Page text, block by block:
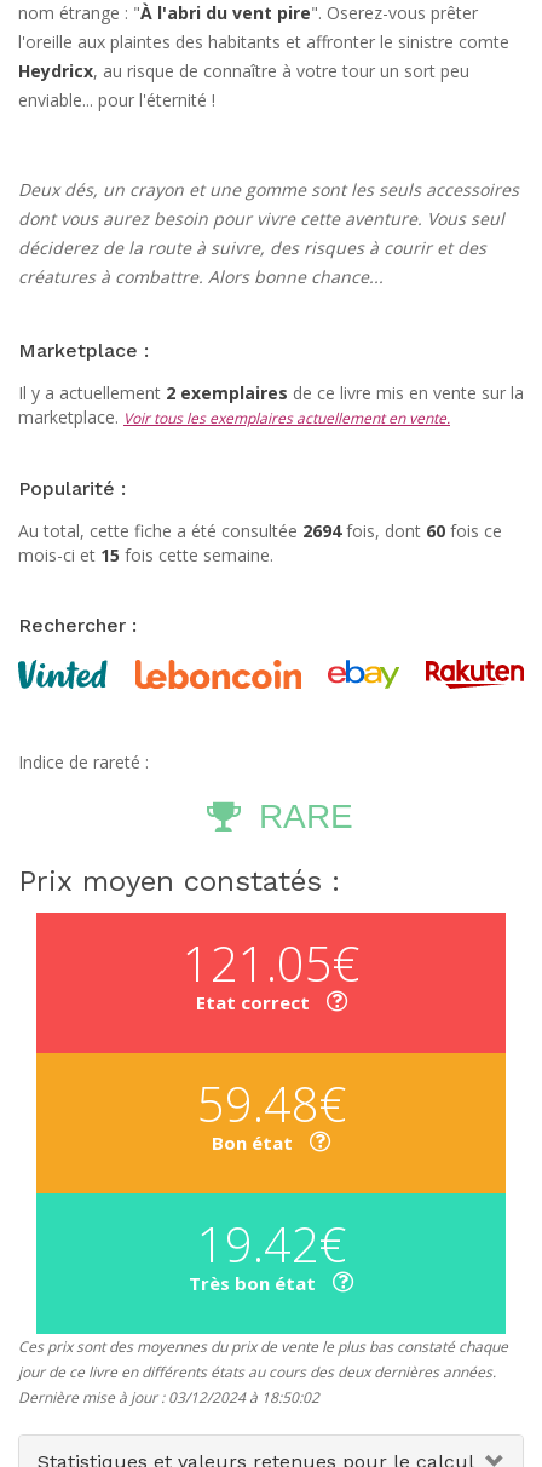
nom étrange : "À l'abri du vent pire". Oserez-vous prêter
l'oreille aux plaintes des habitants et affronter le sinistre comte
Heydricx, au risque de connaître à votre tour un sort peu
enviable... pour l'éternité !
Deux dés, un crayon et une gomme sont les seuls accessoires
dont vous aurez besoin pour vivre cette aventure. Vous seul
déciderez de la route à suivre, des risques à courir et des
créatures à combattre. Alors bonne chance...
Marketplace :
Il y a actuellement 2 exemplaires de ce livre mis en vente sur la
marketplace. Voir tous les exemplaires actuellement en vente.
Popularité :
Au total, cette fiche a été consultée 2694fois, dont 60 fois ce
mois-ci et 15 fois cette semaine.
Rechercher :
Indice de rareté :
RARE
Prix moyen constatés :
121.05€
Etat correct
59.48€
Bon état
19.42€
Très bon état
Ces prix sont des moyennes du prix de vente le plus bas constaté chaque
jour de ce livre en différents états au cours des deux dernières années.
Dernière mise à jour : 03/12/2024 à 18:50:02
Statistiques et valeurs retenues pour le calcul